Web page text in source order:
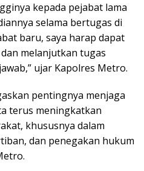
kepada pejabat lama
selama bertugas di
baru, saya harap dapat
melanjutkan tugas
ujar Kapolres Metro.
pentingnya menjaga
terus meningkatkan
khususnya dalam
dan penegakan hukum